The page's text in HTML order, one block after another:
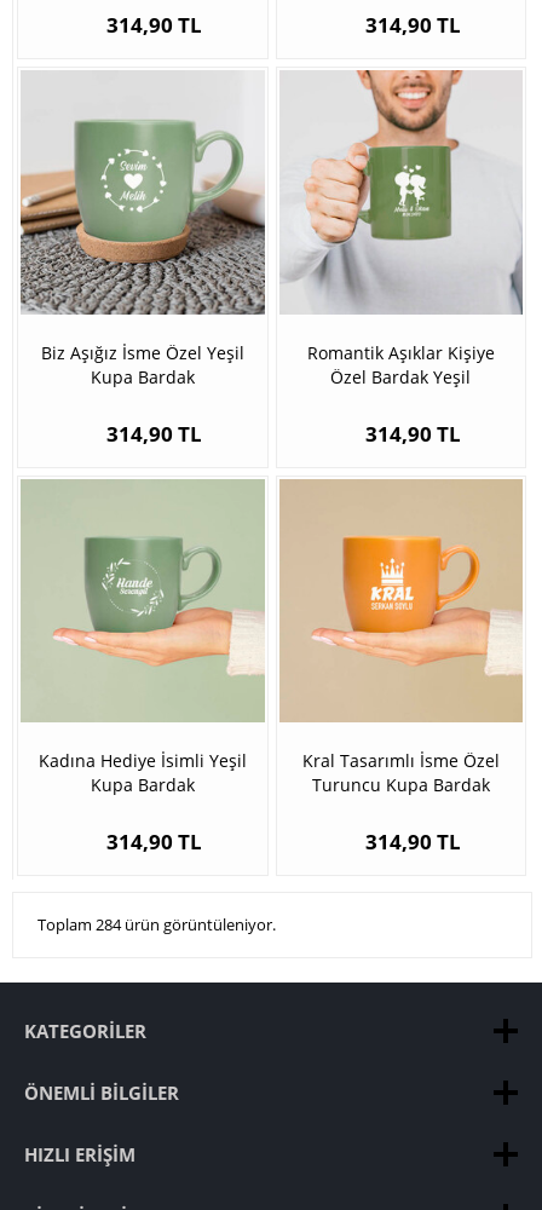
314,90 TL 314,90 TL
Biz Aşığız İsme Özel Yeşil
Kupa Bardak
314,90 TL
Romantik Aşıklar Kişiye
Özel Bardak Yeşil
314,90 TL
Kadına Hediye İsimli Yeşil
Kupa Bardak
314,90 TL
Kral Tasarımlı İsme Özel
Turuncu Kupa Bardak
314,90 TL
Toplam 284 ürün görüntüleniyor.
KATEGORILER
ÖNEMLI BILGILER
HIZLI ERIŞIM